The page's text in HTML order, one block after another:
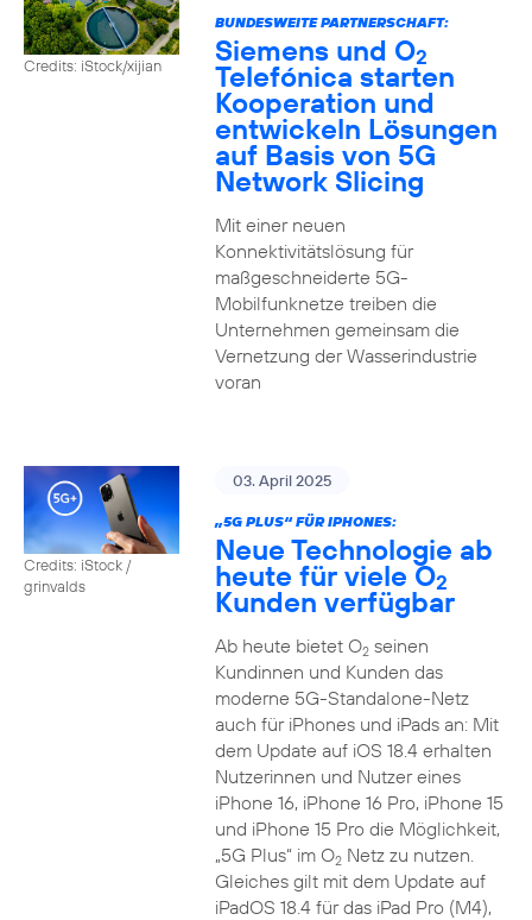
Credits: iStock/xijian
BUNDESWEITE PARTNERSCHAFT:
Siemens und O2
Telefónica starten
Kooperation und
entwickeln Lösungen
auf Basis von 5G
Network Slicing
Mit einer neuen
Konnektivitätslösung für
maßgeschneiderte 5G-
Mobilfunknetze treiben die
Unternehmen gemeinsam die
Vernetzung der Wasserindustrie
voran
Credits: iStock /
grinvalds
03. April 2025
„5G PLUS“ FÜR IPHONES:
Neue Technologie ab
heute für viele O2
Kunden verfügbar
Ab heute bietet O2seinen
Kundinnen und Kunden das
moderne 5G-Standalone-Netz
auch für iPhones und iPads an: Mit
dem Update auf iOS 18.4 erhalten
Nutzerinnen und Nutzer eines
iPhone 16, iPhone 16 Pro, iPhone 15
und iPhone 15 Pro die Möglichkeit,
„5G Plus“ im O2Netz zu nutzen.
Gleiches gilt mit dem Update auf
iPadOS 18.4 für das iPad Pro (M4),